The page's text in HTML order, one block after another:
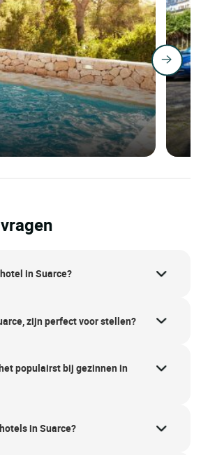
in Suarce?
zijn perfect voor stellen?
populairst bij gezinnen in
in Suarce?